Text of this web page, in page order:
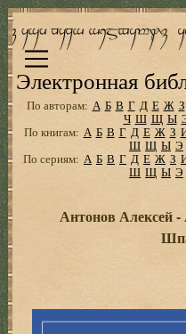
Электронная
По авторам: А Б В Г Д Е Ж З
Ч Ш Щ Ы
По книгам: А Б В Г Д Е Ж З
Ш Щ Ы Э
По сериям: А Б В Г Д Е Ж З
Ш Щ Ы Э
Антонов Алексей -